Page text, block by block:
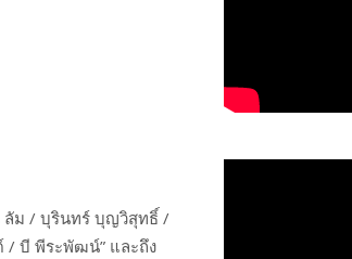
ลัม / บุรินทร์ บุญวิสุทธิ์ /
/ บี พีระพัฒน์” และถึง